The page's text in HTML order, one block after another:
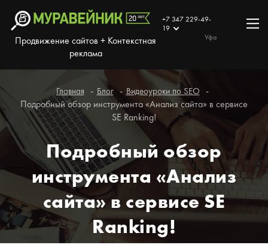
Продвижение сайтов + Контекстная
реклама
+7 347 229-49-
19
Уфа
Главная Блог Видеоуроки по SEO
Подробный обзор инструмента «Анализ сайта» в сервисе
SE Ranking!
Подробный обзор
инструмента «Анализ
сайта» в сервисе SE
Ranking!